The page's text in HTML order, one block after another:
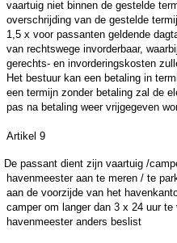
vaartuig niet binnen de gestelde
overschrijding van de gestelde
1,5 x voor passanten geldende
van rechtswege invorderbaar,
gerechts- en invorderingskosten
Het bestuur kan een betaling in
een termijn zonder betaling zal de
pas na betaling weer vrijgegeven
Artikel 9
De passant dient zijn vaartuig /
havenmeester aan te meren / te
aan de voorzijde van het
camper om langer dan 3 x 24 uur
havenmeester anders beslist